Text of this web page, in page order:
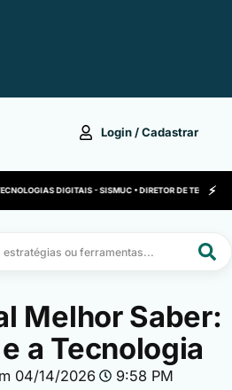
Login / Cadastrar
DIGITAIS - SISMUC • DIRETOR DE
Melhor Saber:
a Tecnologia
04/14/2026 9:58 PM